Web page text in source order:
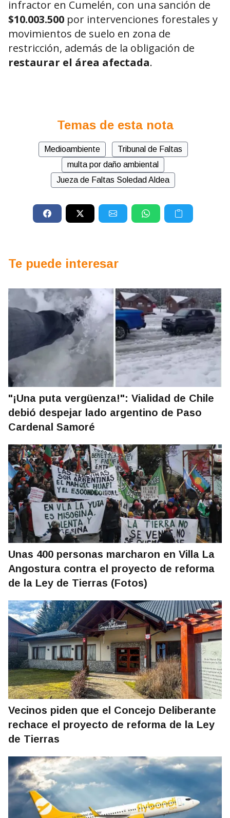
infractor en Cumelén, con una sanción de
$10.003.500 por intervenciones forestales y
movimientos de suelo en zona de
restricción, además de la obligación de
restaurar el área afectada.
Temas de esta nota
Medioambiente
Tribunal de Faltas
multa por daño ambiental
Jueza de Faltas Soledad Aldea
Te puede interesar
"¡Una puta vergüenza!": Vialidad de Chile
debió despejar lado argentino de Paso
Cardenal Samoré
Unas 400 personas marcharon en Villa La
Angostura contra el proyecto de reforma
de la Ley de Tierras (Fotos)
Vecinos piden que el Concejo Deliberante
rechace el proyecto de reforma de la Ley
de Tierras